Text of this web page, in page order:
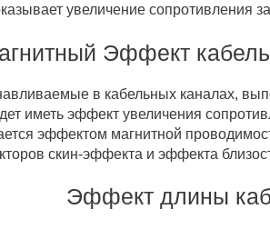
увеличение сопротивления
Эффект
в кабельных каналах,
иметь эффект увеличения
эффектом магнитной
скин-эффекта и эффекта
Эффект длины